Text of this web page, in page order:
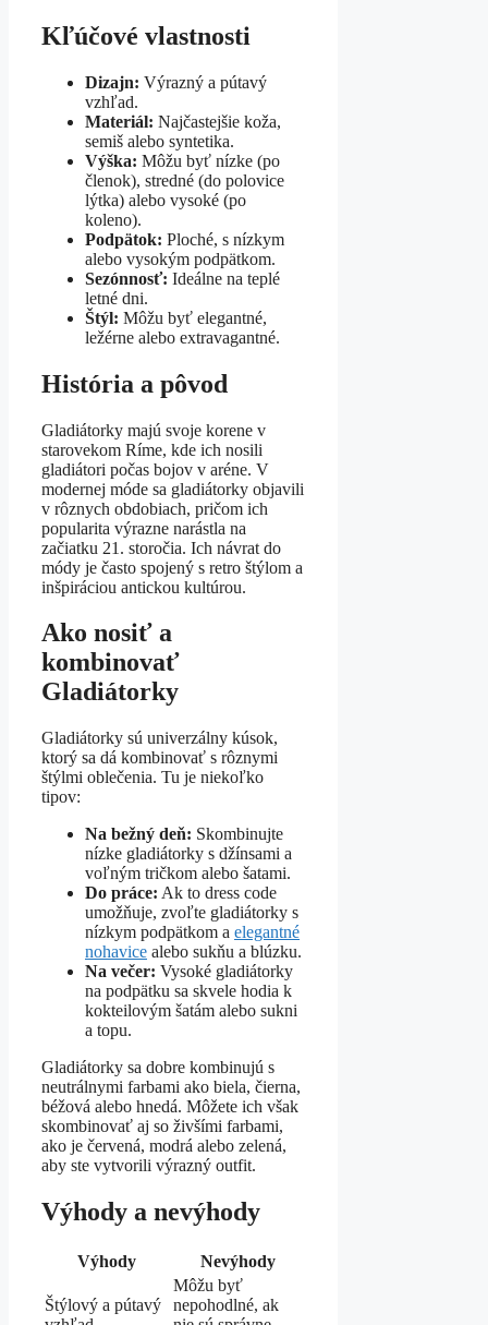
Kľúčové vlastnosti
Dizajn: Výrazný a pútavý
vzhľad.
Materiál: Najčastejšie koža,
semiš alebo syntetika.
Výška: Môžu byť nízke (po
členok), stredné (do polovice
lýtka) alebo vysoké (po
koleno).
Podpätok: Ploché, s nízkym
alebo vysokým podpätkom.
Sezónnosť: Ideálne na teplé
letné dni.
Štýl: Môžu byť elegantné,
ležérne alebo extravagantné.
História a pôvod
Gladiátorky majú svoje korene v
starovekom Ríme, kde ich nosili
gladiátori počas bojov v aréne. V
modernej móde sa gladiátorky objavili
v rôznych obdobiach, pričom ich
popularita výrazne narástla na
začiatku 21. storočia. Ich návrat do
módy je často spojený s retro štýlom a
inšpiráciou antickou kultúrou.
Ako nosiť a
kombinovať
Gladiátorky
Gladiátorky sú univerzálny kúsok,
ktorý sa dá kombinovať s rôznymi
štýlmi oblečenia. Tu je niekoľko
tipov:
Na bežný deň: Skombinujte
nízke gladiátorky s džínsami a
voľným tričkom alebo šatami.
Do práce: Ak to dress code
umožňuje, zvoľte gladiátorky s
nízkym podpätkom a elegantné
nohavice alebo sukňu a blúzku.
Na večer: Vysoké gladiátorky
na podpätku sa skvele hodia k
kokteilovým šatám alebo sukni
a topu.
Gladiátorky sa dobre kombinujú s
neutrálnymi farbami ako biela, čierna,
béžová alebo hnedá. Môžete ich však
skombinovať aj so živšími farbami,
ako je červená, modrá alebo zelená,
aby ste vytvorili výrazný outfit.
Výhody a nevýhody
Výhody Nevýhody
Štýlový a pútavý
Môžu byť
nepohodlné, ak